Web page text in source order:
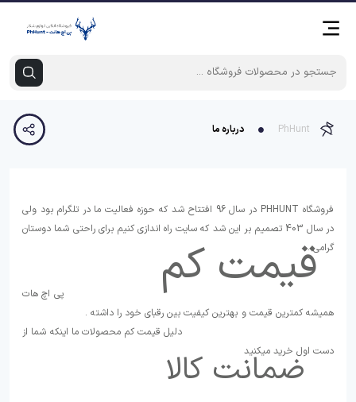
PhHunt درباره ما
فروشگاه PHHUNT در سال 96 افتتاح شد که حوزه فعالیت ما در تلگرام بود ولی
در سال 403 تصمیم بر این شد که سایت راه اندازی کنیم برای راحتی شما دوستان
گرامی .
قیمت کم
پی اچ هات
همیشه کمترین قیمت و بهترین کیفیت بین رقبای خود را داشته .
دلیل قیمت کم محصولات ما اینکه شما از
دست اول خرید میکنید
ضمانت کالا